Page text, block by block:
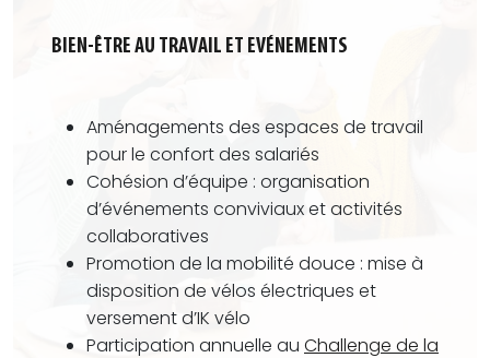
BIEN-ÊTRE AU TRAVAIL ET EVÉNEMENTS
Aménagements des espaces de travail
pour le confort des salariés
Cohésion d’équipe : organisation
d’événements conviviaux et activités
collaboratives
Promotion de la mobilité douce : mise à
disposition de vélos électriques et
versement d’IK vélo
Participation annuelle au Challenge de la